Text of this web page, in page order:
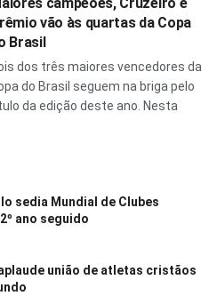
vão às quartas da Copa
Brasil
dos três maiores vencedores da
do Brasil seguem na briga pelo
da edição deste ano. Nesta
sedia Mundial de Clubes
ano seguido
união de atletas cristãos